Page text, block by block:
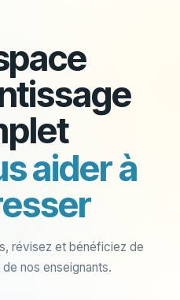
aider à
révisez et bénéficiez de
nos enseignants.